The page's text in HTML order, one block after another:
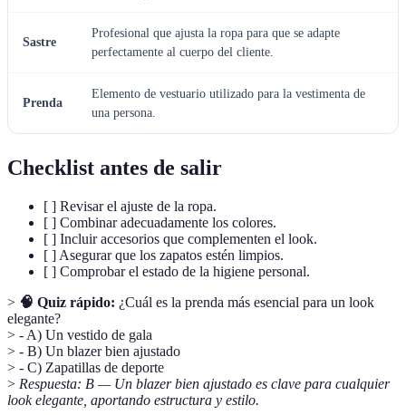
Sastre
Profesional que ajusta la ropa para que se adapte
perfectamente al cuerpo del cliente.
Prenda
Elemento de vestuario utilizado para la vestimenta de
una persona.
Checklist antes de salir
[ ] Revisar el ajuste de la ropa.
[ ] Combinar adecuadamente los colores.
[ ] Incluir accesorios que complementen el look.
[ ] Asegurar que los zapatos estén limpios.
[ ] Comprobar el estado de la higiene personal.
> 🧠 Quiz rápido: ¿Cuál es la prenda más esencial para un look
elegante?
> - A) Un vestido de gala
> - B) Un blazer bien ajustado
> - C) Zapatillas de deporte
> Respuesta: B — Un blazer bien ajustado es clave para cualquier
look elegante, aportando estructura y estilo.